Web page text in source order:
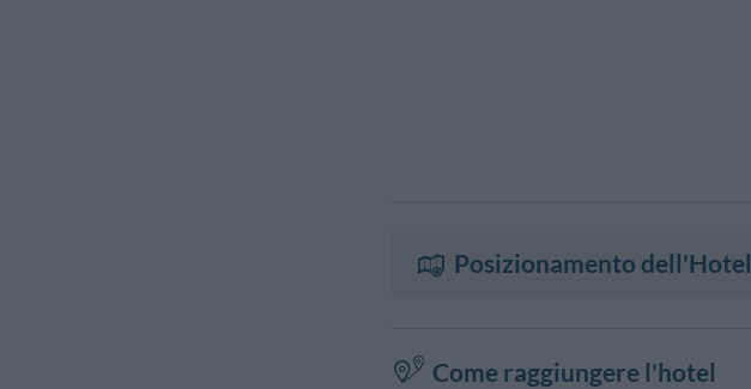
Posizionamento dell'Hotel
Come raggiungere l'hotel